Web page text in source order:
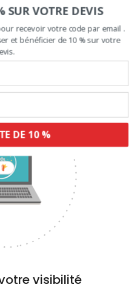
chiffre d’affaire
les ventes de 144%.
visibilité
SUR VOTRE DEVIS
recevoir votre code par email .
et bénéficier de 10 % sur votre
DE 10 %